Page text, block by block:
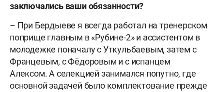
заключались ваши обязанности?
– При Бердыеве я всегда работал на тренерском
поприще главным в «Рубине-2» и ассистентом в
молодежке поначалу с Уткульбаевым, затем с
Францевым, с Фёдоровым и с испанцем
Алексом. А селекцией занимался попутно, где
основной задачей было комплектование прежде